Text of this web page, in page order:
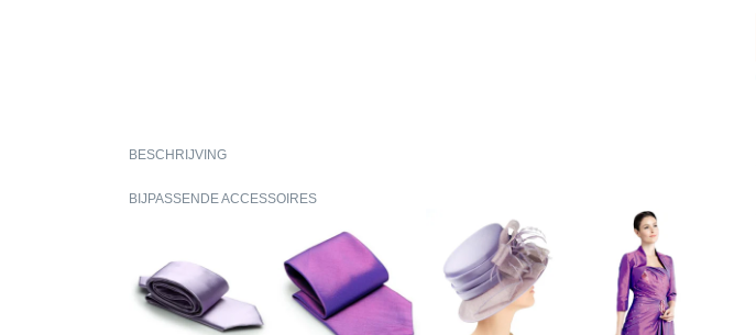
BESCHRIJVING
BIJPASSENDE ACCESSOIRES